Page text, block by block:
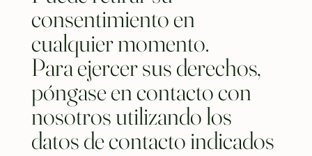
consentimiento en
cualquier momento.
Para ejercer sus derechos,
póngase en contacto con
nosotros utilizando los
datos de contacto indicados